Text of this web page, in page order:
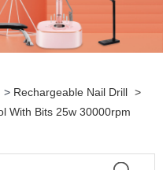
> Rechargeable Nail Drill >
With Bits 25w 30000rpm